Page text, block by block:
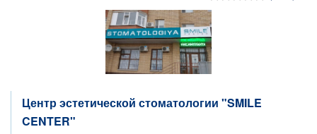
Центр эстетической стоматологии "SMILE
CENTER"